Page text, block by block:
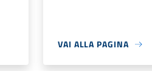
VAI ALLA PAGINA